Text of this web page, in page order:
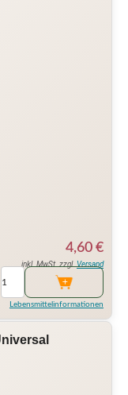
4,60 €
inkl. MwSt. zzgl. Versand
Lebensmittelinformationen